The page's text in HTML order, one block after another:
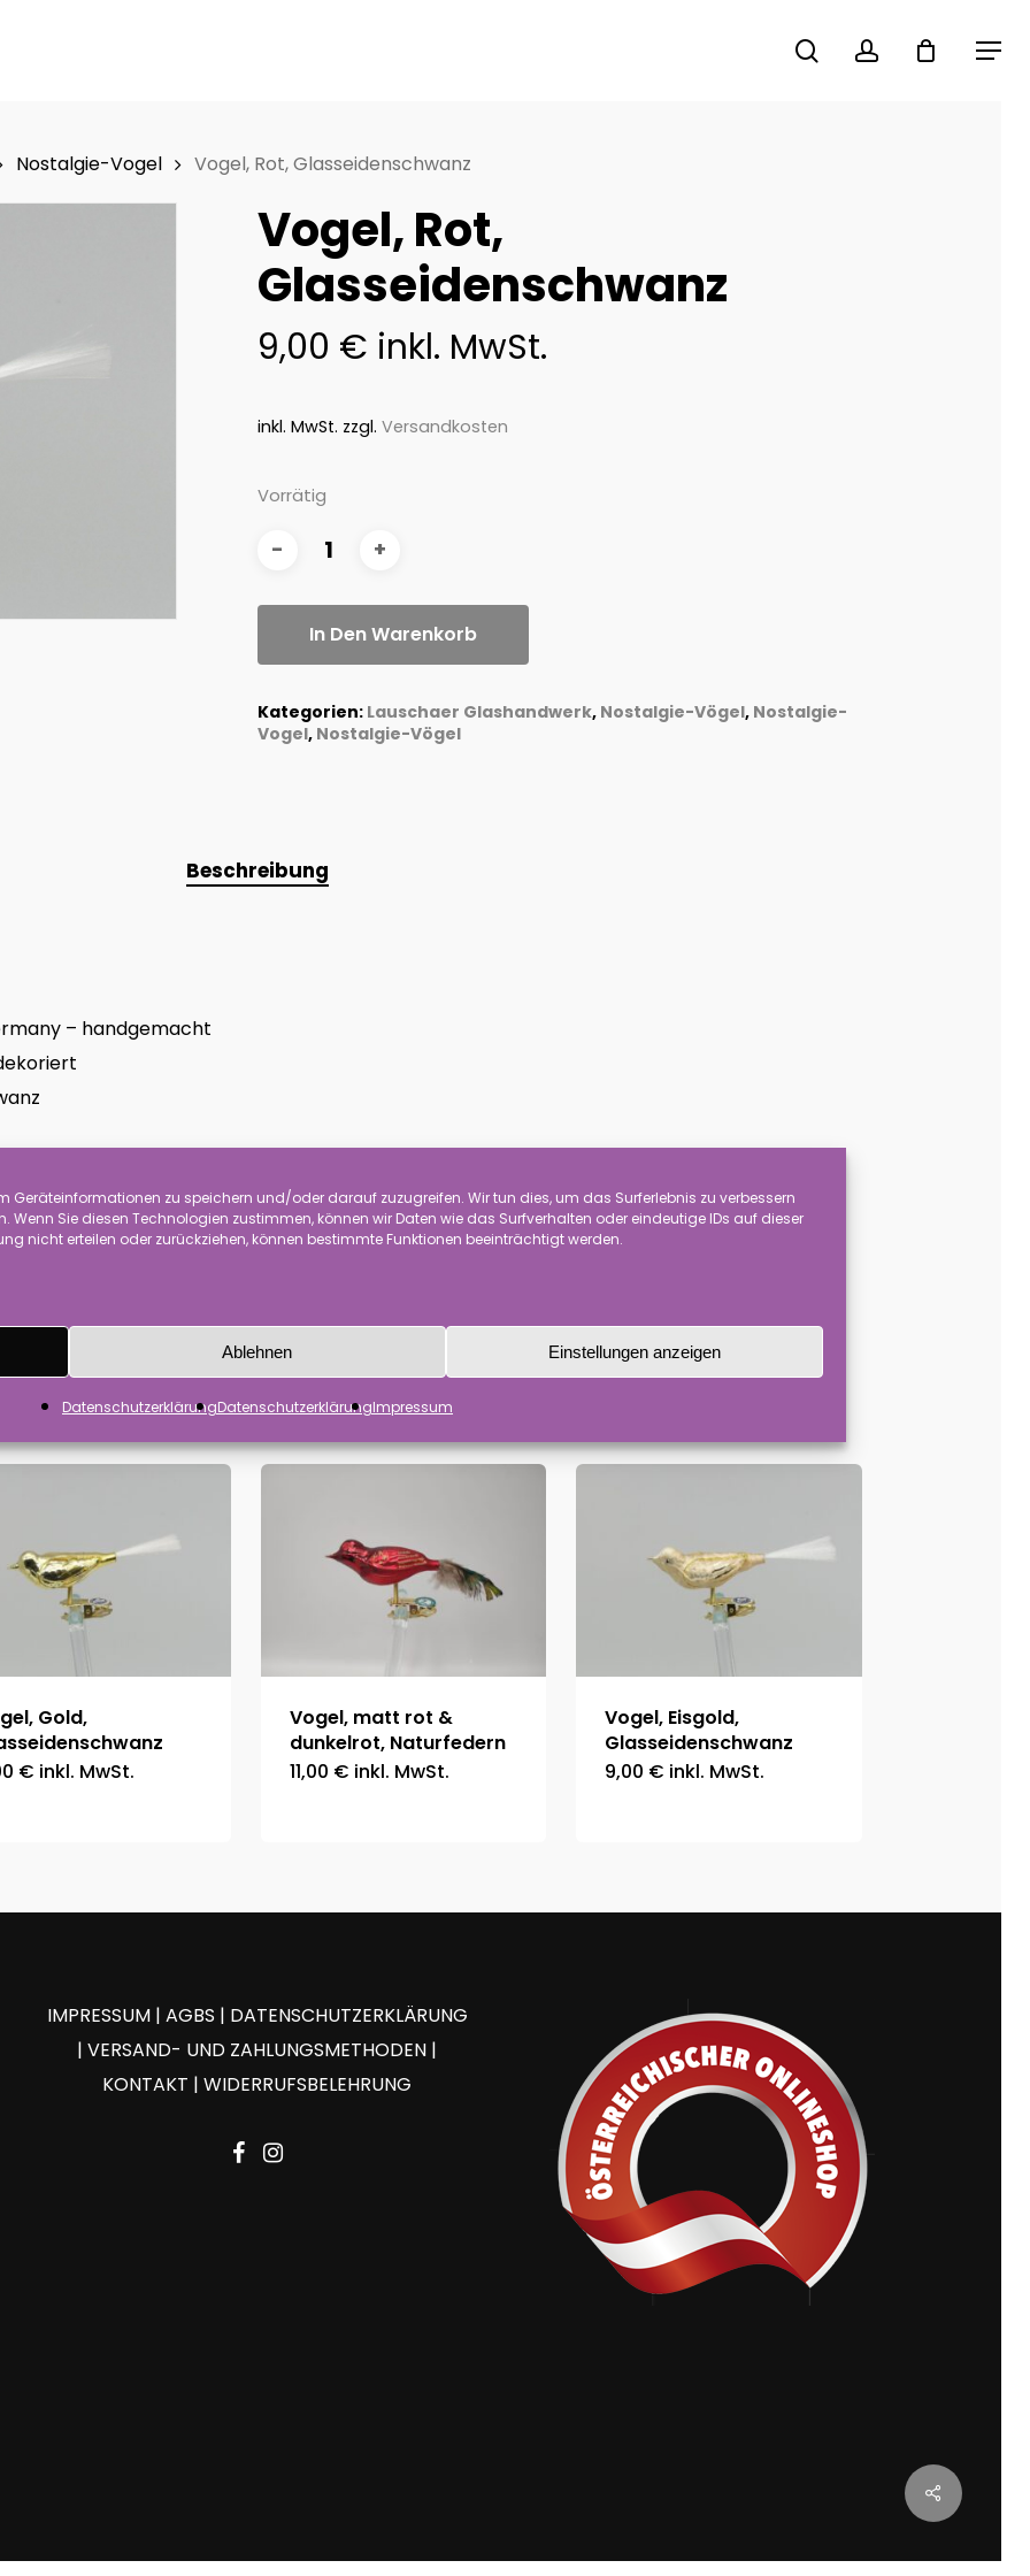
Geräteinformationen zu speichern und/oder darauf zuzugreifen. Wir tun dies, um das Surferlebnis zu verbessern
Wenn Sie diesen Technologien zustimmen, können wir Daten wie das Surfverhalten oder eindeutige IDs auf dieser
nicht erteilen oder zurückziehen, können bestimmte Funktionen beeinträchtigt werden.
Ablehnen Einstellungen anzeigen
DatenschutzerklärungDatenschutzerklärungImpressum
Menu
searchaccount
Nostalgie-Vogel Vogel, Rot, Glasseidenschwanz
Vogel, Rot,
Glasseidenschwanz
9,00 € inkl. MwSt.
inkl. MwSt. zzgl. Versandkosten
Vorrätig
In Den Warenkorb
Kategorien: Lauschaer Glashandwerk, Nostalgie-Vögel, Nostalgie-
Vogel, Nostalgie-Vögel
Beschreibung
– handgemacht
um Dekoration und kein Spielzeug für Kinder. Die Ware ist zerbrechlich!
um Handarbeit. Die Waren werden handdekoriert und können sich in der Farbgebung und
Gold,
€ inkl. MwSt.
Vogel, matt rot &
dunkelrot, Naturfedern
11,00 € inkl. MwSt.
Vogel, Eisgold,
Glasseidenschwanz
9,00 € inkl. MwSt.
IMPRESSUM| AGBS | DATENSCHUTZERKLÄRUNG
|VERSAND- UND ZAHLUNGSMETHODEN |
KONTAKT |WIDERRUFSBELEHRUNG
facebook
instagram